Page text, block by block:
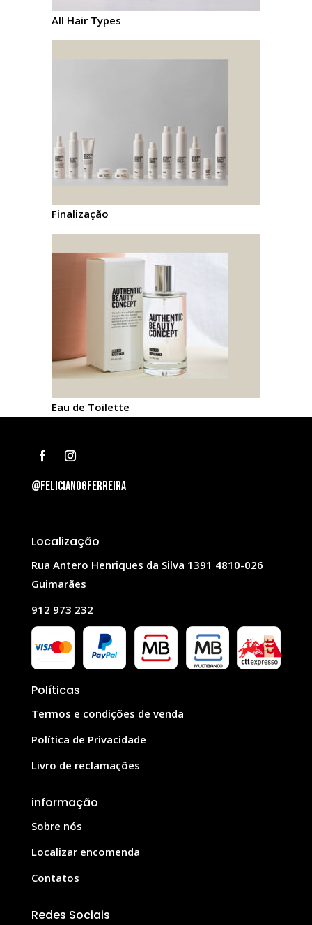
All Hair Types
Finalização
Eau de Toilette
@felicianogferreira
Localização
Rua Antero Henriques da Silva 1391 4810-026
Guimarães
912 973 232
Políticas
Termos e condições de venda
Política de Privacidade
Livro de reclamações
informação
Sobre nós
Localizar encomenda
Contatos
Redes Sociais